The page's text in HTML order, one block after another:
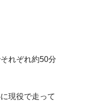
れぞれ約50分
現役で走って